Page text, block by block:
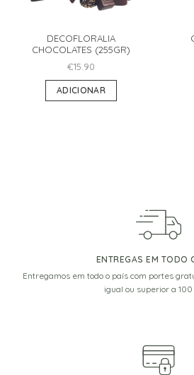
DECOFLORALIA
CHOCOLATES (255GR)
€15.90
ADICIONAR
ENTREGAS EM TODO
Entregamos em todo o país com portes
igual ou superior a 100